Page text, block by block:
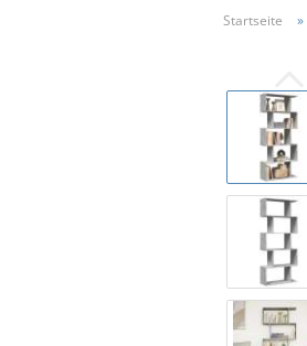
Startseite »